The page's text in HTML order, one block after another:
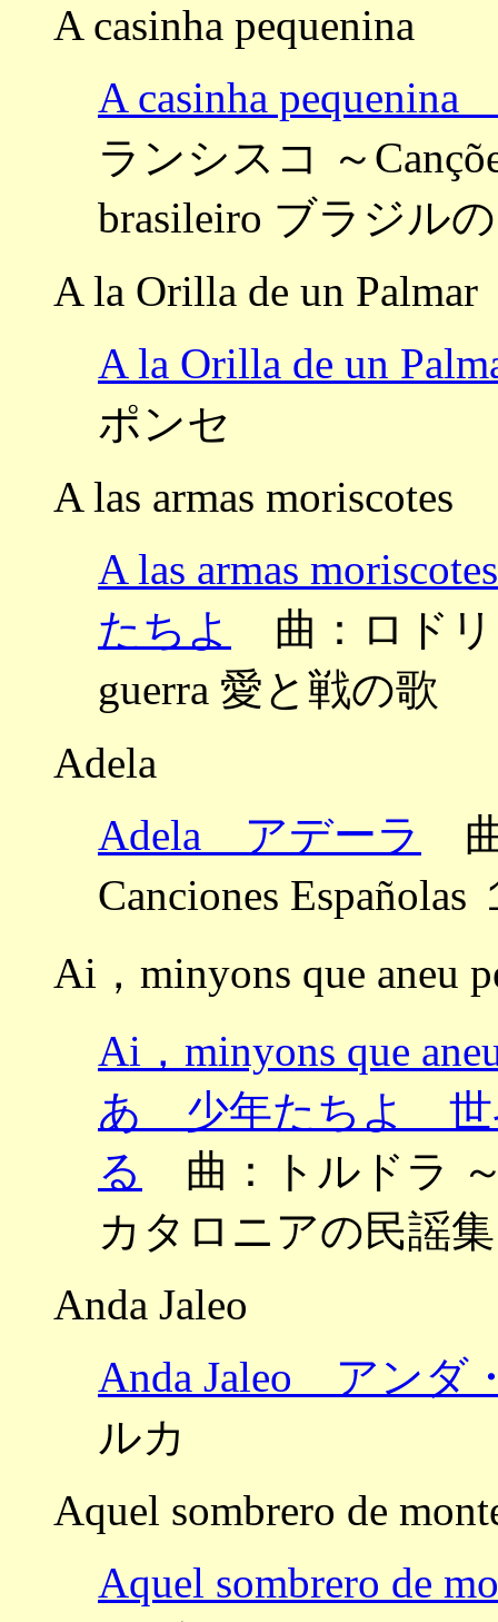
A casinha pequenina
A casinha
ランシスコ ～
brasileiro ブラジル
A la Orilla de un Palmar
A la Orilla de un
ポンセ
A las armas moriscotes
A las armas
たちよ
曲：ロドリ
guerra 愛と戦の歌
Adela
Adela アデーラ
Canciones
Ai，minyons que aneu
Ai，minyons que
あ 少年たちよ 世
る
曲：トルドラ ～
カタロニアの民謡集
Anda Jaleo
Anda Jaleo アンダ
ルカ
Aquel sombrero de
Aquel sombrero de